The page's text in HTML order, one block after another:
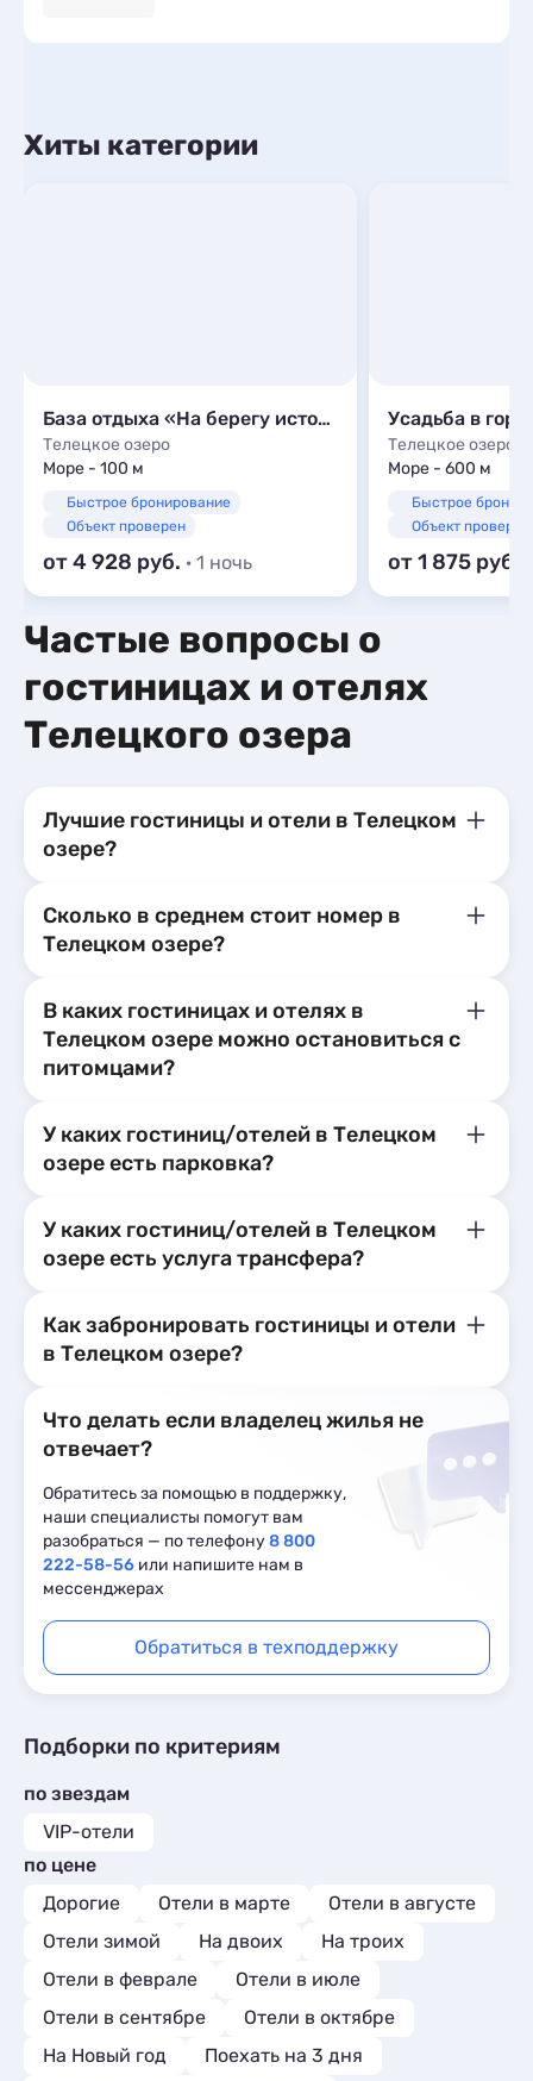
Хиты категории
База отдыха «На берегу истока реки Бия»
Телецкое озеро
Море - 100 м
Быстрое бронирование
Объект проверен
от 4 928 · 1 ночь
Усадьба в
Телецкое озеро
Море - 600 м
Быстрое
Объект проверен
от 1 875
Частые вопросы о
гостиницах и отелях
Телецкого озера
Лучшие гостиницы и отели в Телецком
озере?
Сколько в среднем стоит номер в
Телецком озере?
В каких гостиницах и отелях в
Телецком озере можно остановиться с
питомцами?
У каких гостиниц/отелей в Телецком
озере есть парковка?
У каких гостиниц/отелей в Телецком
озере есть услуга трансфера?
Как забронировать гостиницы и отели
в Телецком озере?
Что делать если владелец жилья не
отвечает?
Обратитесь за помощью в поддержку,
наши специалисты помогут вам
разобраться — по телефону8 800
222-58-56 или напишите нам в
мессенджерах
Обратиться в техподдержку
Подборки по критериям
по звездам
VIP-отели
по цене
Дорогие
Отели в марте
Отели в августе
Отели зимой
На двоих
На троих
Отели в феврале
Отели в июле
Отели в сентябре
Отели в октябре
На Новый год
Поехать на 3 дня